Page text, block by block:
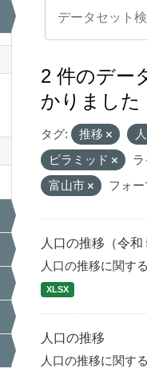
2 件のデー
かりました
タグ: 推移
ピラミッド
富山市
フォ
人口の推移（令和
人口の推移に関す
XLSX
人口の推移
人口の推移に関す